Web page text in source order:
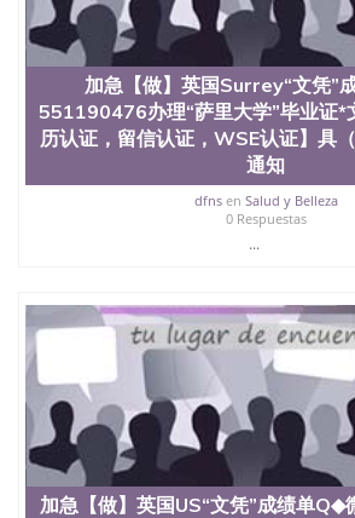
4、电子图做好发给客户确认； 5、电
品部做成品； 6、成品做好拍照或者
款； 7、快递给客户（国内顺丰，国外
真实网上可查的证明材料 1、教育部
留服真实存档可查，存档。 2、留学
（使馆认证），使馆网站真实存档可
真实可查认证办理，存档可查，终身
流程农业科学院、艺术与建筑学院、
院、地球及物质科学院、教育学院、
与人类发展学院、信息工程与科学学
护理学院、科学学院等。学校的教育
专业课程包括：会计学、MBA、财务
程、经济、医学、护理、文学、音乐
学、美术、电子工程、天文学、农业
制、历史、电气工程、生物工程、建
理、材料科学、机械工程、航天工程
学、化学、英语、社会科学、心理学
销、机械工程、计算机科学、物理学
科、金融专业 1、客户提供相关材料
信息，给出操作方案； 2、补充毕业
加急【做】英国Surrey“文凭”
551190476办理“萨里大学”毕业证*
历认证，留信认证，WSE认证】具
通知
dfnsen Salud y Belleza
0 Respuestas
...
加急【做】英国US“文凭”成绩单